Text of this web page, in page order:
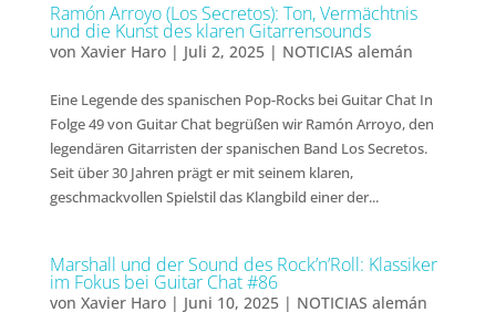
Ramón Arroyo (Los Secretos): Ton, Vermächtnis
und die Kunst des klaren Gitarrensounds
von Xavier Haro| Juli 2, 2025| NOTICIAS alemán
Eine Legende des spanischen Pop-Rocks bei Guitar Chat In
Folge 49 von Guitar Chat begrüßen wir Ramón Arroyo, den
legendären Gitarristen der spanischen Band Los Secretos.
Seit über 30 Jahren prägt er mit seinem klaren,
geschmackvollen Spielstil das Klangbild einer der...
Marshall und der Sound des Rock’n’Roll: Klassiker
im Fokus bei Guitar Chat #86
von Xavier Haro| Juni 10, 2025| NOTICIAS alemán